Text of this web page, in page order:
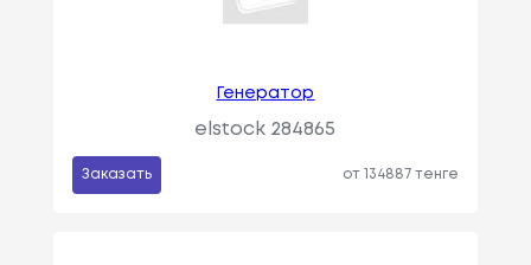
Генератор
elstock 284865
Заказать от 134887 тенге